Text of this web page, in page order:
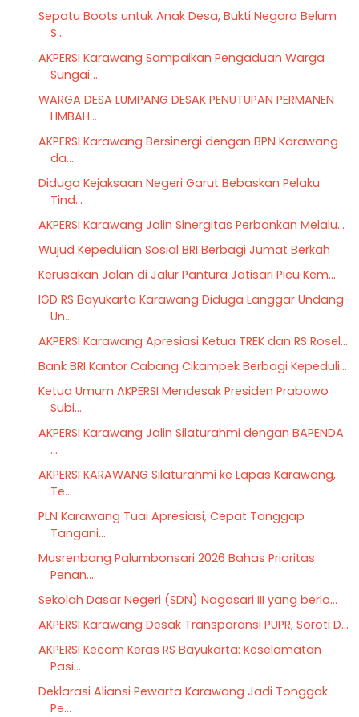
Sepatu Boots untuk Anak Desa, Bukti Negara Belum
S...
AKPERSI Karawang Sampaikan Pengaduan Warga
Sungai ...
WARGA DESA LUMPANG DESAK PENUTUPAN PERMANEN
LIMBAH...
AKPERSI Karawang Bersinergi dengan BPN Karawang
da...
Diduga Kejaksaan Negeri Garut Bebaskan Pelaku
Tind...
AKPERSI Karawang Jalin Sinergitas Perbankan Melalu...
Wujud Kepedulian Sosial BRI Berbagi Jumat Berkah
Kerusakan Jalan di Jalur Pantura Jatisari Picu Kem...
IGD RS Bayukarta Karawang Diduga Langgar Undang-
Un...
AKPERSI Karawang Apresiasi Ketua TREK dan RS Rosel...
Bank BRI Kantor Cabang Cikampek Berbagi Kepeduli...
‎Ketua Umum AKPERSI Mendesak Presiden Prabowo
Subi...
AKPERSI Karawang Jalin Silaturahmi dengan BAPENDA
...
AKPERSI KARAWANG Silaturahmi ke Lapas Karawang,
Te...
PLN Karawang Tuai Apresiasi, Cepat Tanggap
Tangani...
Musrenbang Palumbonsari 2026 Bahas Prioritas
Penan...
Sekolah Dasar Negeri (SDN) Nagasari III yang berlo...
AKPERSI Karawang Desak Transparansi PUPR, Soroti D...
AKPERSI Kecam Keras RS Bayukarta: Keselamatan
Pasi...
Deklarasi Aliansi Pewarta Karawang Jadi Tonggak
Pe...